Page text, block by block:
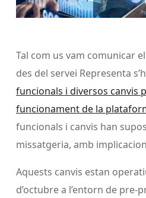
Tal com us vam comunicar
des del servei Representa
funcionals i diversos canvis
funcionament de la
funcionals i canvis han
missatgeria, amb
Aquests canvis estan
d’octubre a l’entorn de